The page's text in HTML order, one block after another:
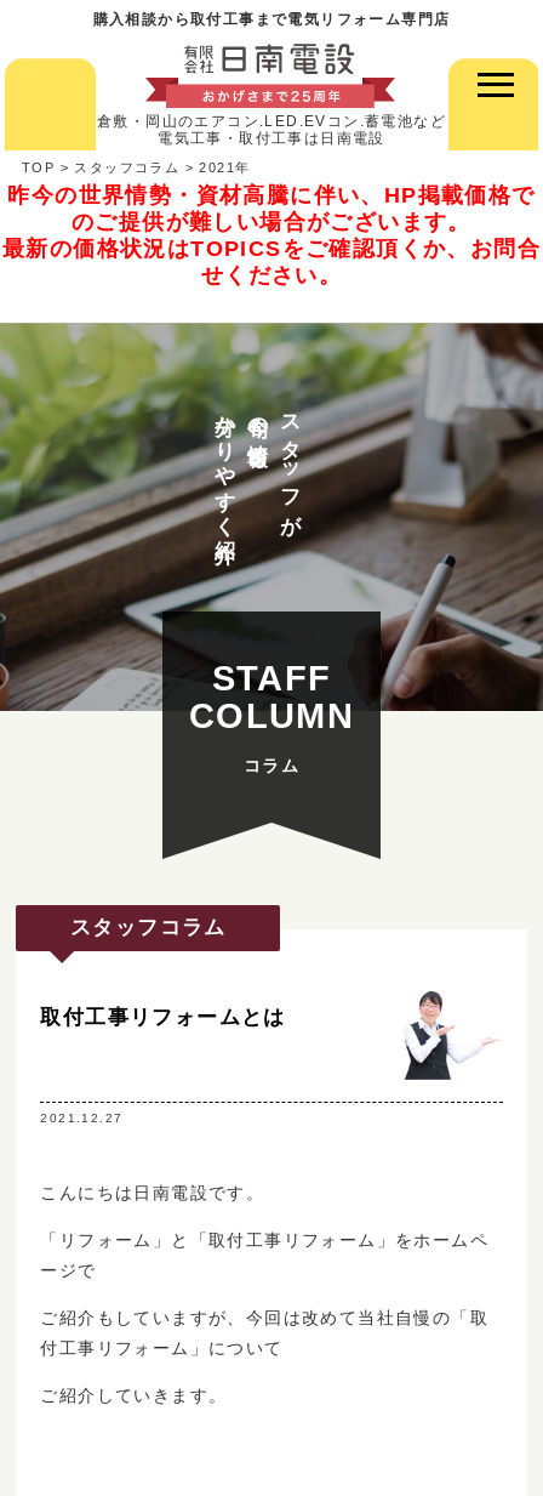
購入相談から取付工事まで電気リフォーム専門店
倉敷・岡山のエアコン.LED.EVコン.蓄電池など
電気工事・取付工事は日南電設
TOP > スタッフコラム >2021年
昨今の世界情勢・資材高騰に伴い、HP掲載価格で
のご提供が難しい場合がございます。
最新の価格状況はTOPICSをご確認頂くか、お問合
せください。
スタッフが
今旬の情報を
分かりやすく紹介
STAFF
COLUMN
スタッフコラム
取付工事リフォームとは
2021.12.27
こんにちは日南電設です。
「リフォーム」と「取付工事リフォーム」をホームペ
ージで
ご紹介もしていますが、今回は改めて当社自慢の「取
付工事リフォーム」について
ご紹介していきます。